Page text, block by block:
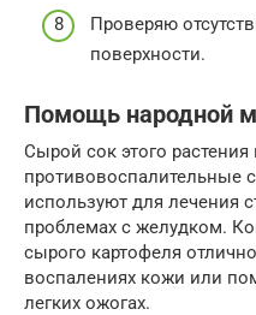
Проверяю
поверхности.
Помощь народной
Сырой сок этого растения
противовоспалительные
используют для лечения
проблемах с желудком.
сырого картофеля
воспалениях кожи или
легких ожогах.